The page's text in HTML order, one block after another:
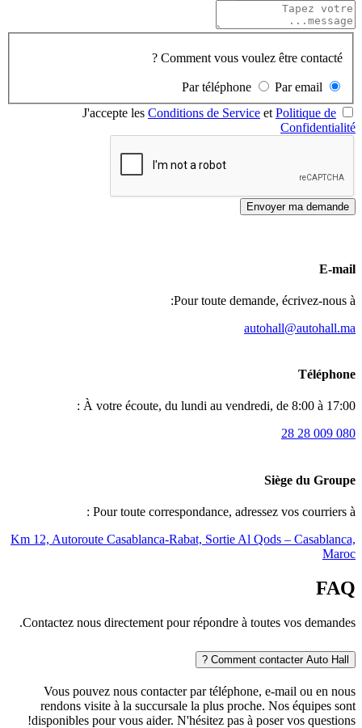
Comment vous voulez être contacté ?
Par téléphone
Par email
J'accepte les Conditions de Service et Politique de
Confidentialité
Envoyer ma demande
E-mail
Pour toute demande, écrivez-nous à:
autohall@autohall.ma
Téléphone
À votre écoute, du lundi au vendredi, de 8:00 à 17:00 :
080 009 28 28
Siège du Groupe
Pour toute correspondance, adressez vos courriers à :
Km 12, Autoroute Casablanca-Rabat, Sortie Al Qods – Casablanca,
Maroc
FAQ
Contactez nous directement pour répondre à toutes vos demandes.
Comment contacter Auto Hall ?
Vous pouvez nous contacter par téléphone, e-mail ou en nous
rendons visite à la succursale la plus proche. Nos équipes sont
disponibles pour vous aider. N'hésitez pas à poser vos questions!